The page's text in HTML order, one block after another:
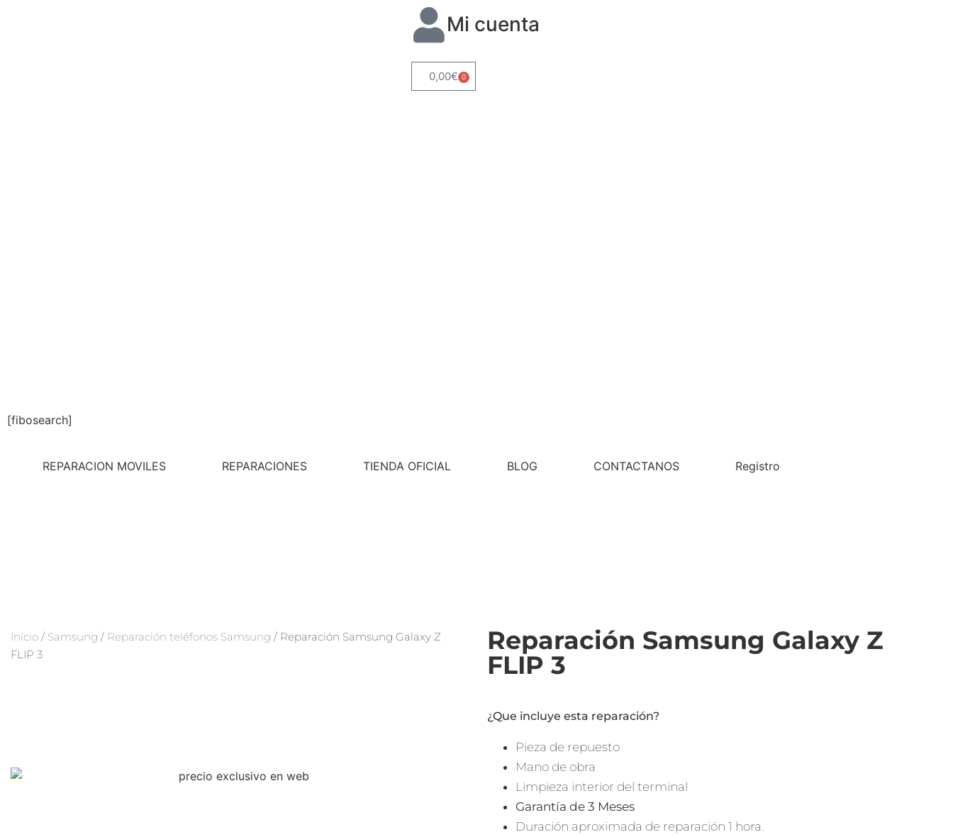
Mi cuenta
0,00€ 0
[fibosearch]
REPARACION MOVILES REPARACIONES TIENDA OFICIAL BLOG CONTACTANOS Registro
Inicio / Samsung / Reparación teléfonos Samsung / Reparación Samsung Galaxy Z
FLIP 3
Reparación Samsung Galaxy Z
FLIP 3
¿Que incluye esta reparación?
Pieza de repuesto
Mano de obra
Limpieza interior del terminal
Garantía de 3 Meses
Duración aproximada de reparación 1 hora.